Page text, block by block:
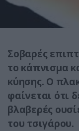
Σοβαρές
το κάπνισμα
κύησης. Ο
φαίνεται ότι
βλαβερές
του τσιγάρου.